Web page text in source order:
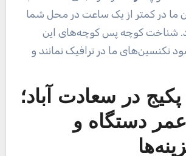
ما در کمتر از یک ساعت در محل شما
شناخت کوچه پس کوچه‌های این
تکنسین‌های ما در ترافیک نمانند و
در سعادت آباد؛
دستگاه و